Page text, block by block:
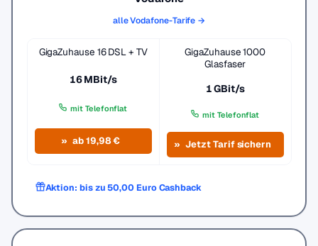
alle Vodafone-Tarife →
GigaZuhause 16 DSL + TV
16 MBit/s
mit Telefonflat
ab 19,98 €
GigaZuhause 1000
Glasfaser
1 GBit/s
mit Telefonflat
Jetzt Tarif sichern
Aktion: bis zu 50,00 Euro Cashback